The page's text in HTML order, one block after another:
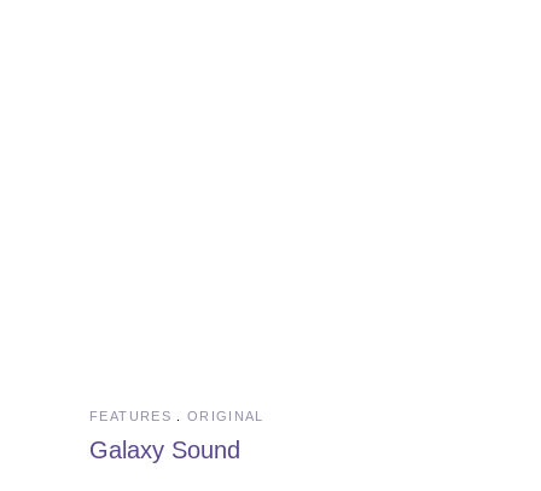
FEATURES ORIGINAL
Galaxy Sound